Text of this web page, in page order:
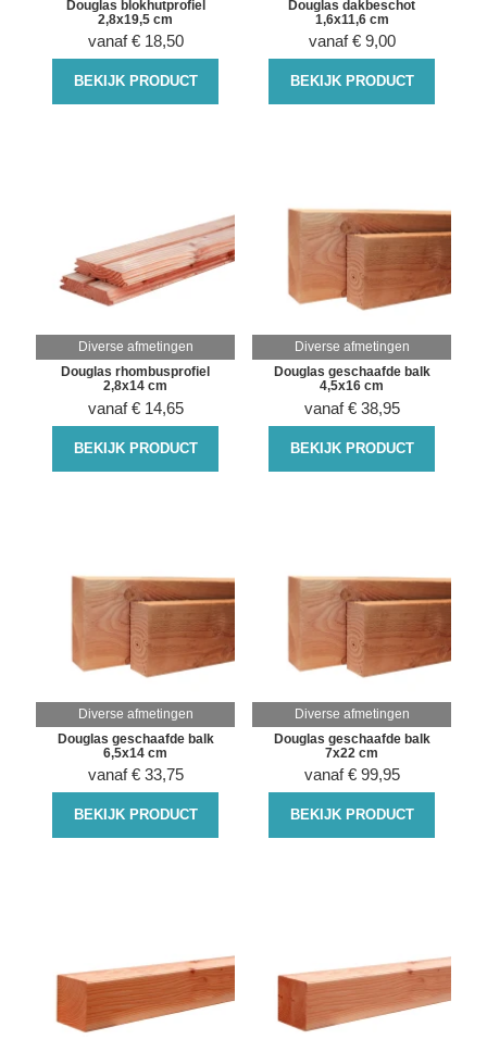
Douglas blokhutprofiel
2,8x19,5 cm
vanaf € 18,50
BEKIJK PRODUCT
Douglas dakbeschot
1,6x11,6 cm
vanaf € 9,00
BEKIJK PRODUCT
Diverse afmetingen
Douglas rhombusprofiel
2,8x14 cm
vanaf € 14,65
BEKIJK PRODUCT
Diverse afmetingen
Douglas geschaafde balk
4,5x16 cm
vanaf € 38,95
BEKIJK PRODUCT
Diverse afmetingen
Douglas geschaafde balk
6,5x14 cm
vanaf € 33,75
BEKIJK PRODUCT
Diverse afmetingen
Douglas geschaafde balk
7x22 cm
vanaf € 99,95
BEKIJK PRODUCT